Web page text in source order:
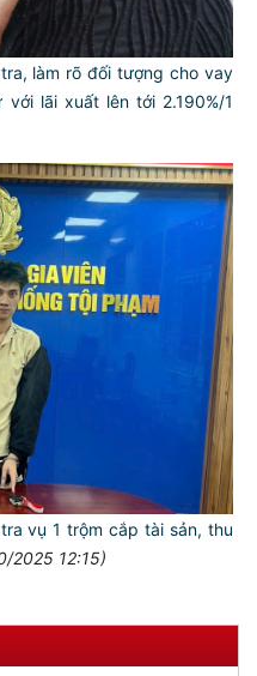
làm rõ đối tượng cho vay
lãi xuất lên tới 2.190%/1
vụ 1 trộm cắp tài sản, thu
2025 12:15)
MỆNH LÀ:
CHÍNH
ĐỠ
THÀNH
LỄ PHÉP